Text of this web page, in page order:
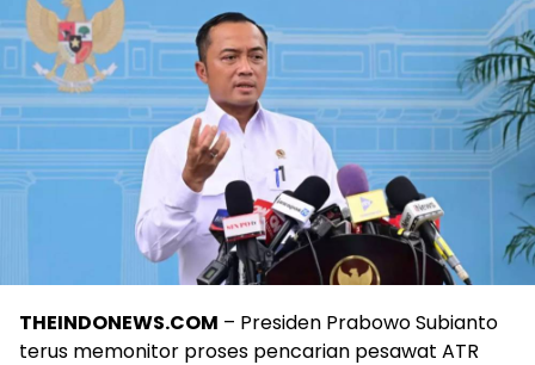
THEINDONEWS.COM – Presiden Prabowo Subianto
terus memonitor proses pencarian pesawat ATR